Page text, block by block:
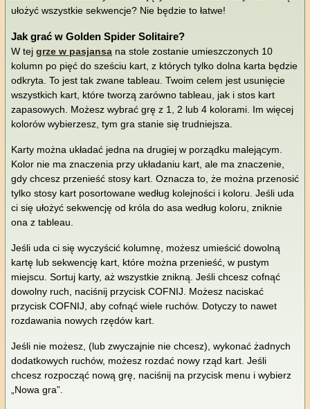
ułożyć wszystkie sekwencje? Nie będzie to łatwe!
Jak grać w Golden Spider Solitaire?
W tej grze w pasjansa na stole zostanie umieszczonych 10
kolumn po pięć do sześciu kart, z których tylko dolna karta będzie
odkryta. To jest tak zwane tableau. Twoim celem jest usunięcie
wszystkich kart, które tworzą zarówno tableau, jak i stos kart
zapasowych. Możesz wybrać grę z 1, 2 lub 4 kolorami. Im więcej
kolorów wybierzesz, tym gra stanie się trudniejsza.
Karty można układać jedna na drugiej w porządku malejącym.
Kolor nie ma znaczenia przy układaniu kart, ale ma znaczenie,
gdy chcesz przenieść stosy kart. Oznacza to, że można przenosić
tylko stosy kart posortowane według kolejności i koloru. Jeśli uda
ci się ułożyć sekwencję od króla do asa według koloru, zniknie
ona z tableau.
Jeśli uda ci się wyczyścić kolumnę, możesz umieścić dowolną
kartę lub sekwencję kart, które można przenieść, w pustym
miejscu. Sortuj karty, aż wszystkie znikną. Jeśli chcesz cofnąć
dowolny ruch, naciśnij przycisk COFNIJ. Możesz naciskać
przycisk COFNIJ, aby cofnąć wiele ruchów. Dotyczy to nawet
rozdawania nowych rzędów kart.
Jeśli nie możesz, (lub zwyczajnie nie chcesz), wykonać żadnych
dodatkowych ruchów, możesz rozdać nowy rząd kart. Jeśli
chcesz rozpocząć nową grę, naciśnij na przycisk menu i wybierz
„Nowa gra”.